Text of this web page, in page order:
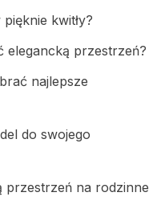
kwitły?
elegancką przestrzeń?
najlepsze
do swojego
przestrzeń na rodzinne